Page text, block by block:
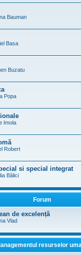
Bauman
Basa
Buzatu
Popa
Imola
Robert
si special integrat
Bălici
Forum
de excelență
Vlad
resurselor